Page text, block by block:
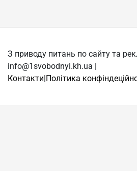
З приводу питань по сайту та
info@1svobodnyi.kh.ua |
Контакти|Політика